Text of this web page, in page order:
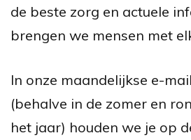
de beste zorg en actuele
brengen we mensen met
In onze maandelijkse e-
(behalve in de zomer en
het jaar) houden we je op